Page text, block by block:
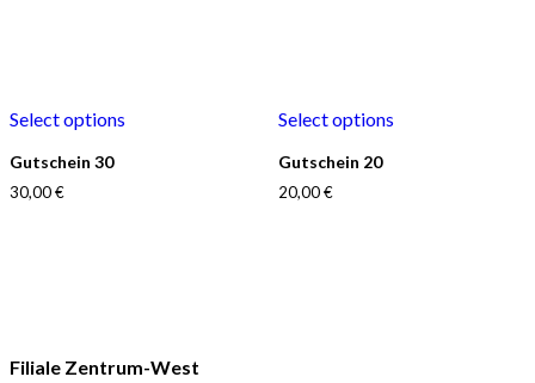
Select options
Gutschein 30
30,00€
Select options
Gutschein 20
20,00€
Filiale Zentrum-West